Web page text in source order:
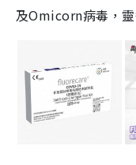
及Omicorn病毒，